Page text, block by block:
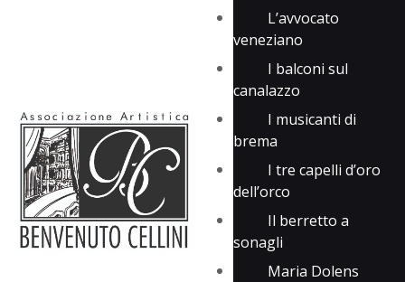
L’avvocato
veneziano
I balconi sul
canalazzo
I musicanti di
brema
I tre capelli d’oro
dell’orco
Il berretto a
sonagli
Maria Dolens